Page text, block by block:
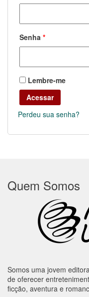
Senha *Obrigatório
Lembre-me
Acessar
Perdeu sua senha?
Quem Somos
Somos uma jovem
de oferecer
ficção, aventura e